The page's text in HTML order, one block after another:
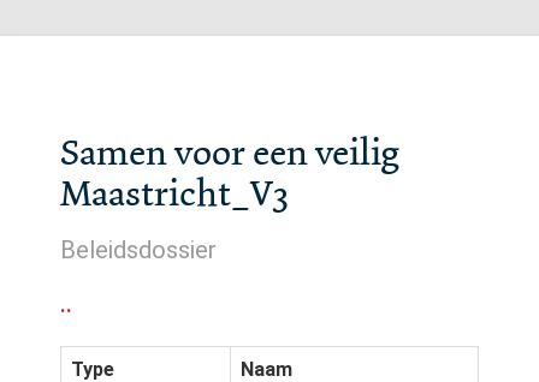
Samen voor een veilig
Maastricht_V3
Beleidsdossier
..
Type Naam